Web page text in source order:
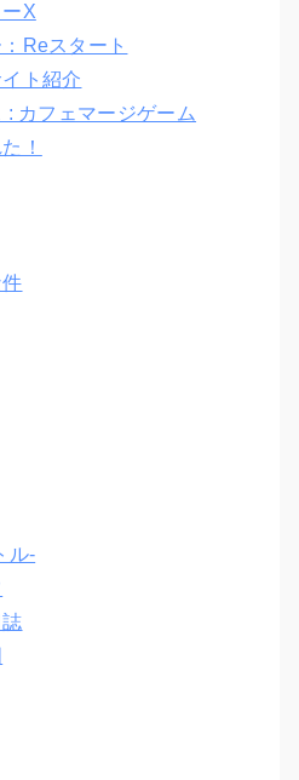
X
Reスタート
ト紹介
カフェマージゲーム
！
ル‐